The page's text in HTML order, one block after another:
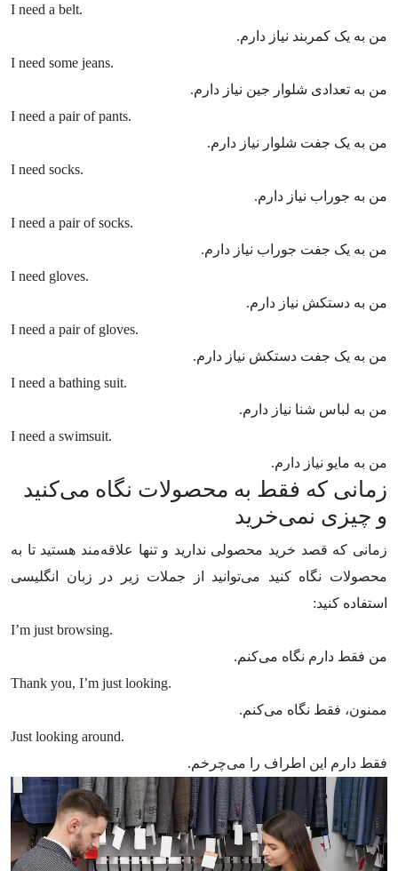
I need a belt.
من به یک کمربند نیاز دارم.
I need some jeans.
من به تعدادی شلوار جین نیاز دارم.
I need a pair of pants.
من به یک جفت شلوار نیاز دارم.
I need socks.
من به جوراب نیاز دارم.
I need a pair of socks.
من به یک جفت جوراب نیاز دارم.
I need gloves.
من به دستکش نیاز دارم.
I need a pair of gloves.
من به یک جفت دستکش نیاز دارم.
I need a bathing suit.
من به لباس شنا نیاز دارم.
I need a swimsuit.
من به مایو نیاز دارم.
زمانی که فقط به محصولات نگاه می‌کنید
و چیزی نمی‌خرید
زمانی که قصد خرید محصولی ندارید و تنها علاقه‌مند هستید تا به
محصولات نگاه کنید می‌توانید از جملات زیر در زبان انگلیسی
استفاده کنید:
I’m just browsing.
من فقط دارم نگاه می‌کنم.
Thank you, I’m just looking.
ممنون، فقط نگاه می‌کنم.
Just looking around.
فقط دارم این اطراف را می‌چرخم.